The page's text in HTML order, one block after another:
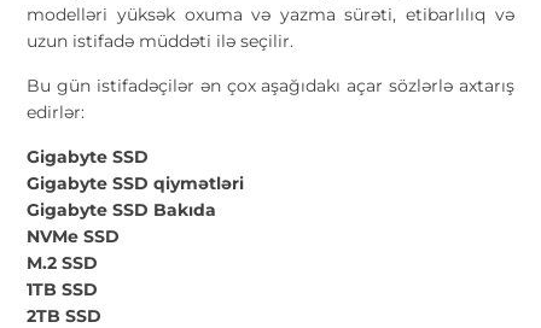
modelləri yüksək oxuma və yazma sürəti, etibarlılıq və
uzun istifadə müddəti ilə seçilir.
Bu gün istifadəçilər ən çox aşağıdakı açar sözlərlə axtarış
edirlər:
Gigabyte SSD
Gigabyte SSD qiymətləri
Gigabyte SSD Bakıda
NVMe SSD
M.2 SSD
1TB SSD
2TB SSD